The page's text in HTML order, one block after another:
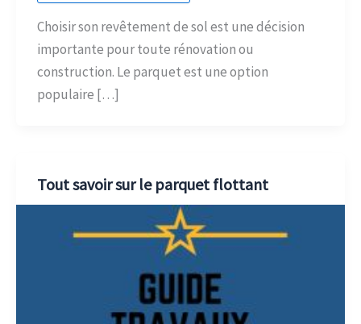
Choisir son revêtement de sol est une décision
importante pour toute rénovation ou
construction. Le parquet est une option
populaire […]
Tout savoir sur le parquet flottant